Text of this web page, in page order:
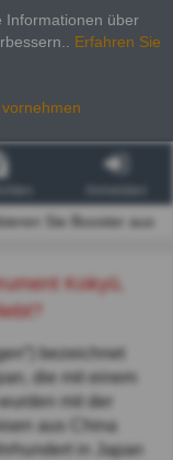
Informationen über
Erfahren Sie
Sie Booster aus
bezeichnet
die mit einem
mit der
aus China
in Japan